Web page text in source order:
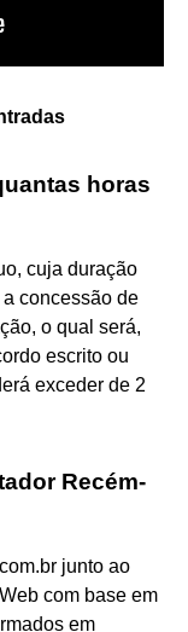
horas
cuja duração
concessão de
o qual será,
escrito ou
exceder de 2
Recém-
junto ao
com base em
em